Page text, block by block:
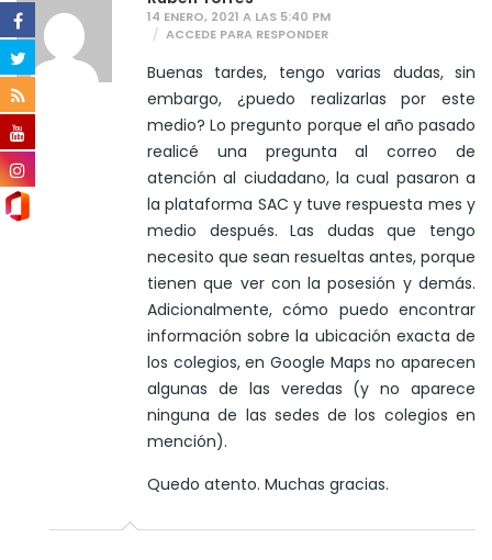
14 ENERO, 2021 A LAS 5:40 PM
ACCEDE PARA RESPONDER
Buenas tardes, tengo varias dudas, sin
embargo, ¿puedo realizarlas por este
medio? Lo pregunto porque el año pasado
realicé una pregunta al correo de
atención al ciudadano, la cual pasaron a
la plataforma SAC y tuve respuesta mes y
medio después. Las dudas que tengo
necesito que sean resueltas antes, porque
tienen que ver con la posesión y demás.
Adicionalmente, cómo puedo encontrar
información sobre la ubicación exacta de
los colegios, en Google Maps no aparecen
algunas de las veredas (y no aparece
ninguna de las sedes de los colegios en
mención).
Quedo atento. Muchas gracias.